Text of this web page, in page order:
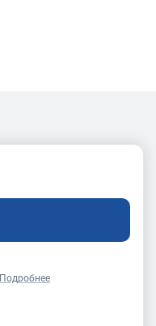
Подробнее